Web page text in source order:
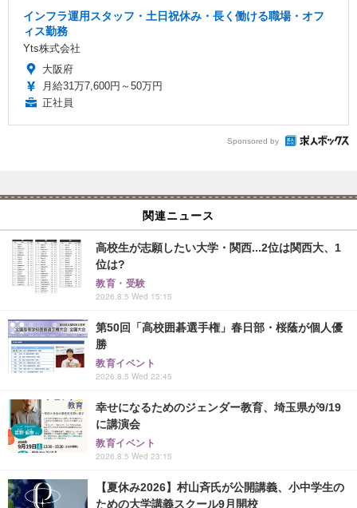
インフラ運用スタッフ・土日祝休み・長く働ける職場・オフ
ィス勤務
Yts株式会社
大阪府
月給31万7,600円～50万円
正社員
Sponsored by
関連ニュース
高校生が志願したい大学・関西...2位は関西大、1
位は?
教育・受験
2026.8.5 Wed 15:15
第50回「高校囲碁選手権」春日部・桜蔭が個人優
勝
教育イベント
2026.8.5 Wed 22:45
幸せになるためのジェンダー教育、埼玉県が9/19
に講演会
教育イベント
2026.8.5 Wed 23:15
【夏休み2026】村山斉氏が公開講義、小中学生の
ための大学講義スクール9月開校